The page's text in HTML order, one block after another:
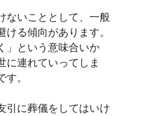
ないこととして、一般
る傾向があります。
」という意味合いか
に連れていってしま
。
引に葬儀をしてはいけ